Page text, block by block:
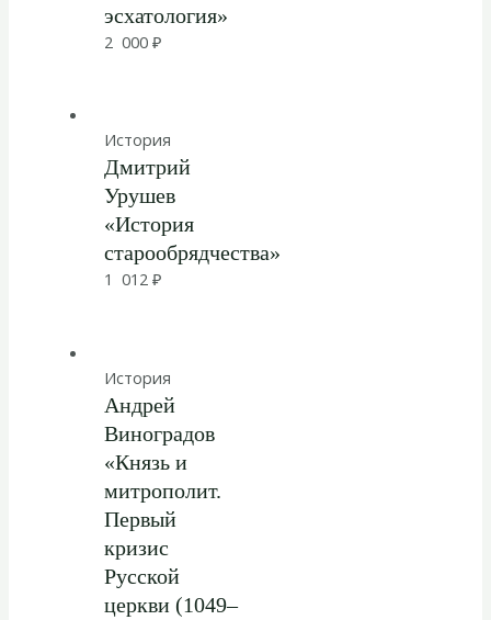
эсхатология»
2 000₽
История
Дмитрий
Урушев
«История
старообрядчества»
1 012₽
История
Андрей
Виноградов
«Князь и
митрополит.
Первый
кризис
Русской
церкви (1049–